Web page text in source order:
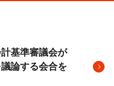
基準審議会が
論する会合を